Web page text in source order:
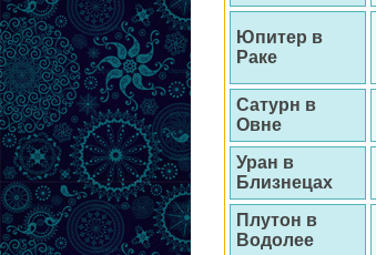
Юпитер в
Раке
Сатурн в
Овне
Уран в
Близнецах
Плутон в
Водолее